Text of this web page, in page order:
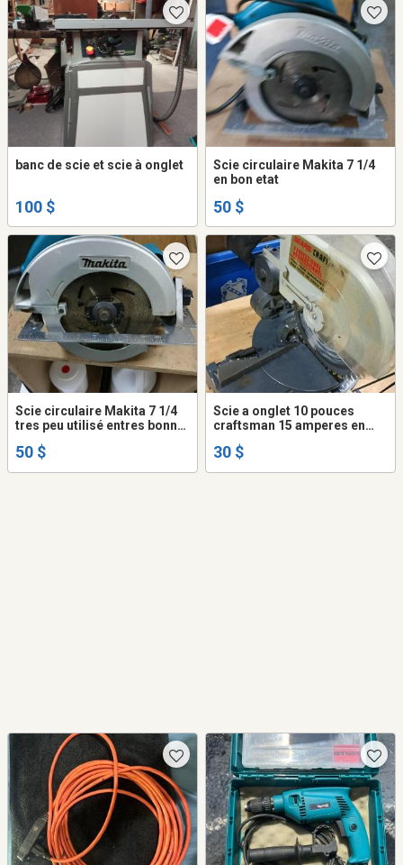
banc de scie et scie à onglet
100 $
Scie circulaire Makita 7 1/4
en bon etat
50 $
Scie circulaire Makita 7 1/4
tres peu utilisé entres bonne
50 $
Scie a onglet 10 pouces
craftsman 15 amperes en
poignée besoin de
30 $